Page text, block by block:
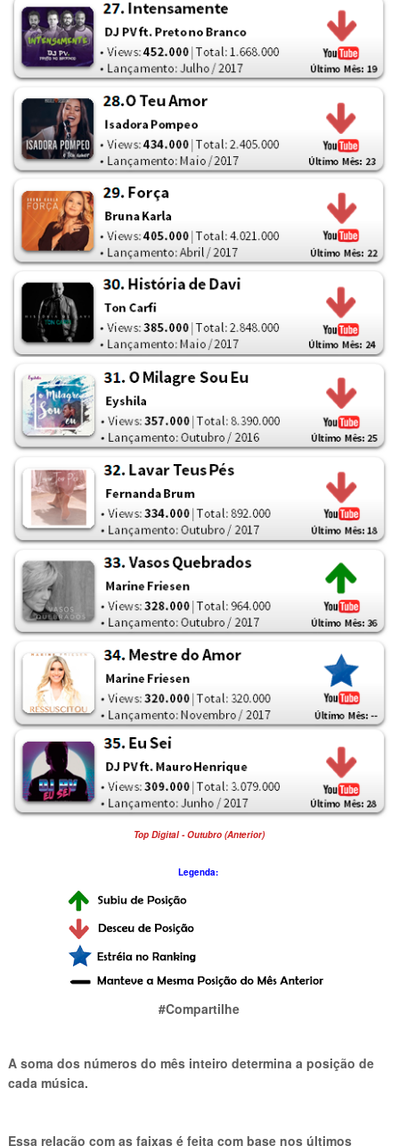
Top Digital - Outubro (Anterior)
Legenda:
#Compartilhe
A soma dos números do mês inteiro determina a posição de
cada música.
Essa relação com as faixas é feita com base nos últimos